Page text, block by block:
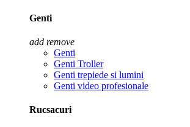
Genti
add remove
Genti
Genti Troller
Genti trepiede si lumini
Genti video profesionale
Rucsacuri